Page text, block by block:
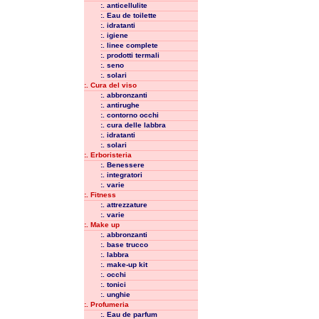
:. anticellulite
:. Eau de toilette
:. idratanti
:. igiene
:. linee complete
:. prodotti termali
:. seno
:. solari
:. Cura del viso
:. abbronzanti
:. antirughe
:. contorno occhi
:. cura delle labbra
:. idratanti
:. solari
:. Erboristeria
:. Benessere
:. integratori
:. varie
:. Fitness
:. attrezzature
:. varie
:. Make up
:. abbronzanti
:. base trucco
:. labbra
:. make-up kit
:. occhi
:. tonici
:. unghie
:. Profumeria
:. Eau de parfum